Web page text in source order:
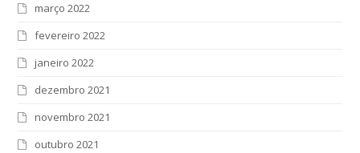
março 2022
fevereiro 2022
janeiro 2022
dezembro 2021
novembro 2021
outubro 2021